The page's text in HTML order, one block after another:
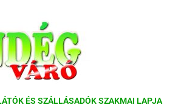
ÉS SZÁLLÁSADÓK SZAKMAI LAPJA